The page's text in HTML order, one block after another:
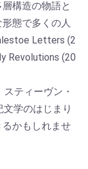
構造の物語と
態で多くの人
Letters (2
Revolutions (20
ティーヴン・
学のはじまり
かもしれませ